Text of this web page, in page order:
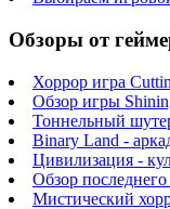
Обзоры от
Хоррор игра
Обзор игры
Тоннельный
Binary Land -
Цивилизация -
Обзор
Мистический